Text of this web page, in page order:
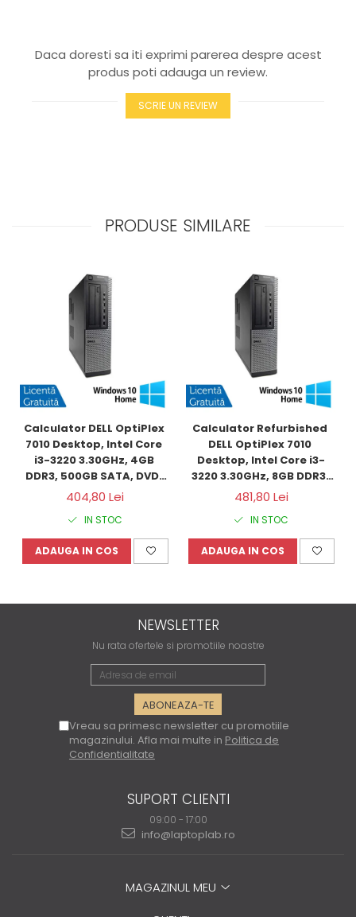
Daca doresti sa iti exprimi parerea despre acest
produs poti adauga un review.
SCRIE UN REVIEW
PRODUSE SIMILARE
Calculator DELL OptiPlex
7010 Desktop, Intel Core
i3-3220 3.30GHz, 4GB
DDR3, 500GB SATA, DVD-
RW + Windows 10 Home
404,80 Lei
IN STOC
ADAUGA IN COS
Calculator Refurbished
DELL OptiPlex 7010
Desktop, Intel Core i3-
3220 3.30GHz, 8GB DDR3,
120GB SSD + Windows 10
Home
481,80 Lei
IN STOC
ADAUGA IN COS
NEWSLETTER
Nu rata ofertele si promotiile noastre
Vreau sa primesc newsletter cu promotiile
magazinului. Afla mai multe in Politica de
Confidentialitate
SUPORT CLIENTI
09:00 - 17:00
info@laptoplab.ro
MAGAZINUL MEU